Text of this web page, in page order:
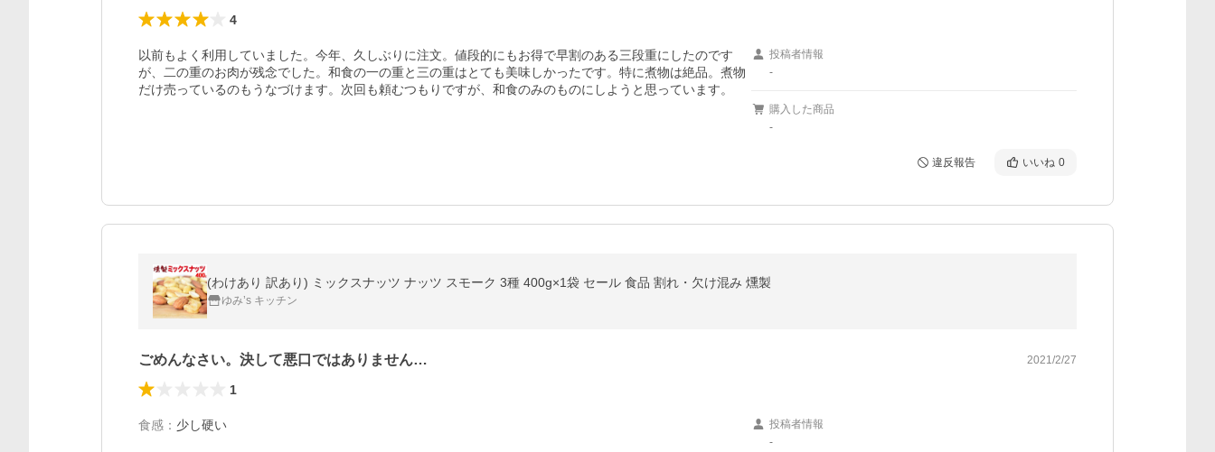
4
以前もよく利用していました。今年、久しぶりに注文。値段的にもお得で早割のある三段重にしたのです
が、二の重のお肉が残念でした。和食の一の重と三の重はとても美味しかったです。特に煮物は絶品。煮物
だけ売っているのもうなづけます。次回も頼むつもりですが、和食のみのものにしようと思っています。
投稿者情報
-
購入した商品
-
違反報告 いいね 0
(わけあり 訳あり) ミックスナッツ ナッツ スモーク 3種 400g×1袋 セール 食品 割れ・欠け混み 燻製
ゆみ’s キッチン
ごめんなさい。決して悪口ではありません… 2021/2/27
1
食感 ： 少し硬い
投稿者情報
-